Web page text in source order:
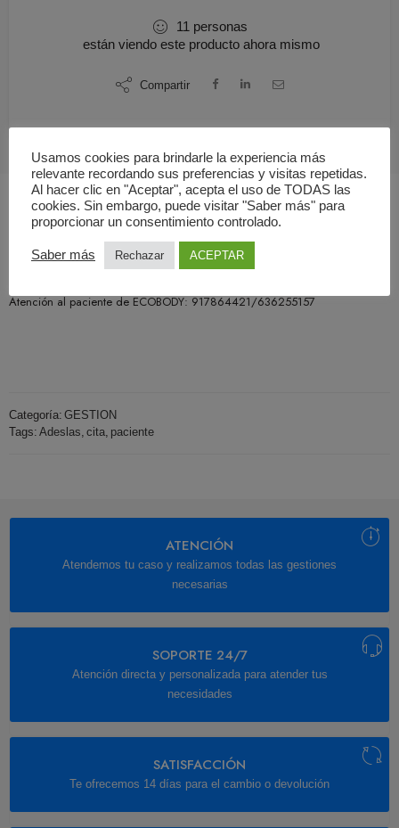
11 personas
están viendo este producto ahora mismo
Compartir
Descripción
Atención al paciente de ECOBODY: 917864421/636255157
Categoría: GESTION
Tags: Adeslas, cita, paciente
ATENCIÓN
Atendemos tu caso y realizamos todas las gestiones
necesarias
SOPORTE 24/7
Atención directa y personalizada para atender tus
necesidades
SATISFACCIÓN
Te ofrecemos 14 días para el cambio o devolución
Usamos cookies para brindarle la experiencia más
relevante recordando sus preferencias y visitas repetidas.
Al hacer clic en "Aceptar", acepta el uso de TODAS las
cookies. Sin embargo, puede visitar "Saber más" para
proporcionar un consentimiento controlado.
Saber más Rechazar ACEPTAR